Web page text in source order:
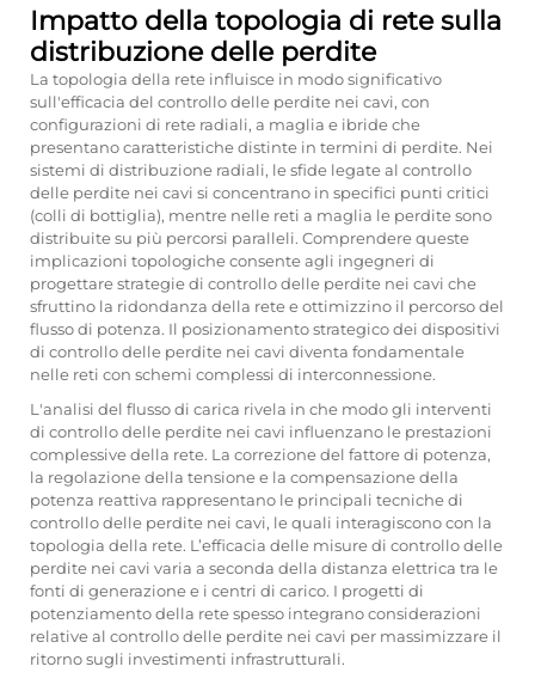
Impatto della topologia di rete sulla
distribuzione delle perdite
La topologia della rete influisce in modo significativo
sull'efficacia del controllo delle perdite nei cavi, con
configurazioni di rete radiali, a maglia e ibride che
presentano caratteristiche distinte in termini di perdite. Nei
sistemi di distribuzione radiali, le sfide legate al controllo
delle perdite nei cavi si concentrano in specifici punti critici
(colli di bottiglia), mentre nelle reti a maglia le perdite sono
distribuite su più percorsi paralleli. Comprendere queste
implicazioni topologiche consente agli ingegneri di
progettare strategie di controllo delle perdite nei cavi che
sfruttino la ridondanza della rete e ottimizzino il percorso del
flusso di potenza. Il posizionamento strategico dei dispositivi
di controllo delle perdite nei cavi diventa fondamentale
nelle reti con schemi complessi di interconnessione.
L'analisi del flusso di carica rivela in che modo gli interventi
di controllo delle perdite nei cavi influenzano le prestazioni
complessive della rete. La correzione del fattore di potenza,
la regolazione della tensione e la compensazione della
potenza reattiva rappresentano le principali tecniche di
controllo delle perdite nei cavi, le quali interagiscono con la
topologia della rete. L’efficacia delle misure di controllo delle
perdite nei cavi varia a seconda della distanza elettrica tra le
fonti di generazione e i centri di carico. I progetti di
potenziamento della rete spesso integrano considerazioni
relative al controllo delle perdite nei cavi per massimizzare il
ritorno sugli investimenti infrastrutturali.